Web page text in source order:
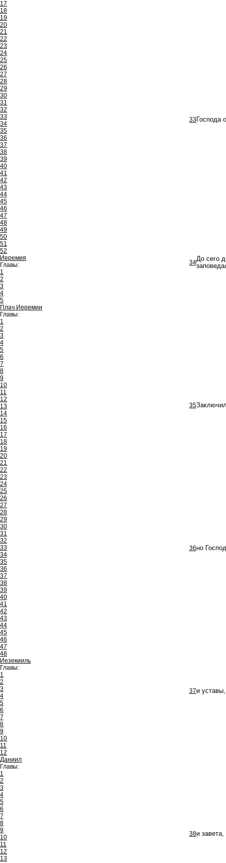
17
18
19
20
21
22
23
24
25
26
27
28
29
30
31
32
33
34
35
36
37
38
39
40
41
42
43
44
45
46
47
48
49
50
51
52
Иеремия
Главы:
1
2
3
4
5
Плач Иеремии
Главы:
1
2
3
4
5
6
7
8
9
10
11
12
13
14
15
16
17
18
19
20
21
22
23
24
25
26
27
28
29
30
31
32
33
34
35
36
37
38
39
40
41
42
43
44
45
46
47
48
Иезекииль
Главы:
1
2
3
4
5
6
7
8
9
10
11
12
Даниил
Главы:
1
2
3
4
5
6
7
8
9
10
11
12
13
33
34До сего
35
36но
37и
38и